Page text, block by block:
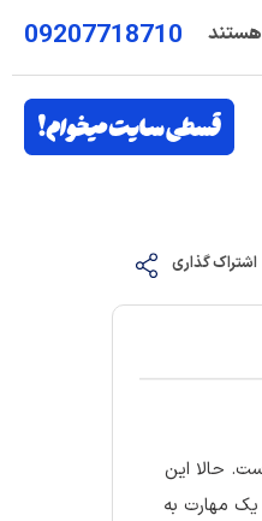
09207718710
اشتراک گذاری
حالا این
یک مهارت به